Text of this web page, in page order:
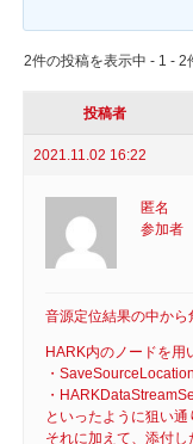
2件の投稿を表示中 - 1 - 2
投稿者
2021.11.02 16:22
匿名
参加者
音源定位結果の中か
HARK内のノードを用
・
・
といったように狙い
それに加えて、添付